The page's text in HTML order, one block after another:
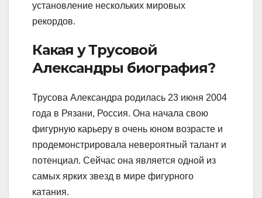
установление нескольких мировых
рекордов.
Какая у Трусовой
Александры биография?
Трусова Александра родилась 23 июня 2004
года в Рязани, Россия. Она начала свою
фигурную карьеру в очень юном возрасте и
продемонстрировала невероятный талант и
потенциал. Сейчас она является одной из
самых ярких звезд в мире фигурного
катания.